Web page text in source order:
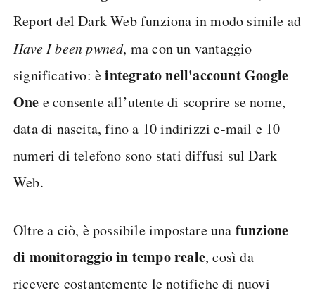
Report del Dark Web funziona in modo simile ad
Have I been pwned, ma con un vantaggio
significativo: èintegrato nell'account Google
One e consente all’utente di scoprire se nome,
data di nascita, fino a 10 indirizzi e-mail e 10
numeri di telefono sono stati diffusi sul Dark
Web.
Oltre a ciò, è possibile impostare una funzione
di monitoraggio in tempo reale, così da
ricevere costantemente le notifiche di nuovi